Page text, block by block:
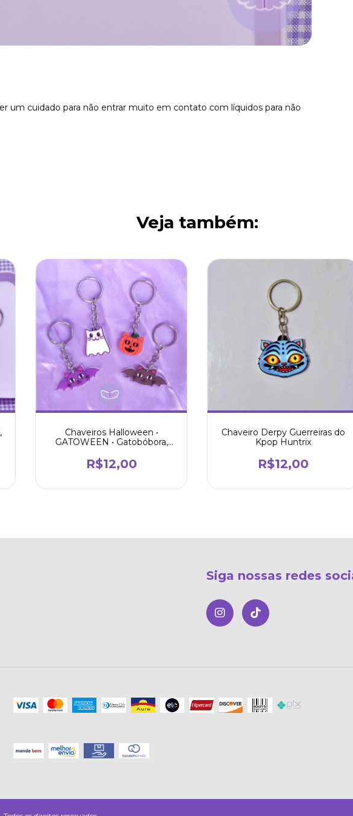
um cuidado para não entrar muito em contato com líquidos para não
Veja também:
Chaveiros Halloween •
GATOWEEN • Gatobóbora,
R$12,00
Chaveiro Derpy Guerreiras do
Kpop Huntrix
R$12,00
Siga nossas redes